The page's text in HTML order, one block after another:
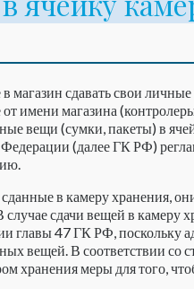
магазин сдавать свои
имени магазина
вещи (сумки, пакеты) в
(далее ГК РФ)
в камеру хранения,
сдачи вещей в камеру
главы 47 ГК РФ, поскольку
вещей. В соответствии со
хранения меры для того,